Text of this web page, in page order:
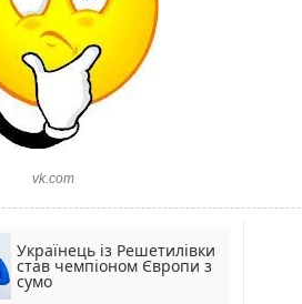
vk.com
Українець із Решетилівки
став чемпіоном Європи з
сумо